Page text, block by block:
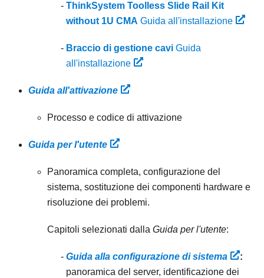
ThinkSystem Toolless Slide Rail Kit
without 1U CMA Guida all'installazione
Braccio di gestione cavi Guida
all'installazione
Guida all'attivazione
Processo e codice di attivazione
Guida per l'utente
Panoramica completa, configurazione del
sistema, sostituzione dei componenti hardware e
risoluzione dei problemi.
Capitoli selezionati dalla Guida per l'utente:
Guida alla configurazione di sistema
:
panoramica del server, identificazione dei